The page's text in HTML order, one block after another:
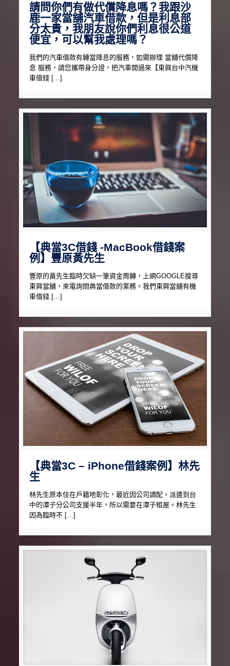
請問你們有做代償降息嗎？我跟沙
鹿一家當舖汽車借款，但是利息部
分太貴，我朋友說你們利息很公道
便宜，可以幫我處理嗎？
我們的汽車借款有轉當降息的服務，如需辦理 當舖代償降
息 服務，請您攜帶身分證，把汽車開過來【東興台中汽機
車借錢 […]
【典當3C借錢 -MacBook借錢案
例】豐原黃先生
豐原的黃先生臨時欠缺一筆資金周轉，上網GOOGLE搜尋
東興當舖，來電詢問典當借款的業務。我們東興當舖有機
車借錢 […]
【典當3C – iPhone借錢案例】林先
生
林先生原本住在戶籍地彰化，最近因公司調配，派遣到台
中的潭子分公司支援半年，所以需要在潭子租屋。林先生
因為臨時不 […]